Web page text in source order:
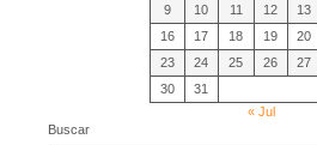
9
10 11 12 13
16
17 18 19 20
23
24 25 26 27
30
31
« Jul
Buscar